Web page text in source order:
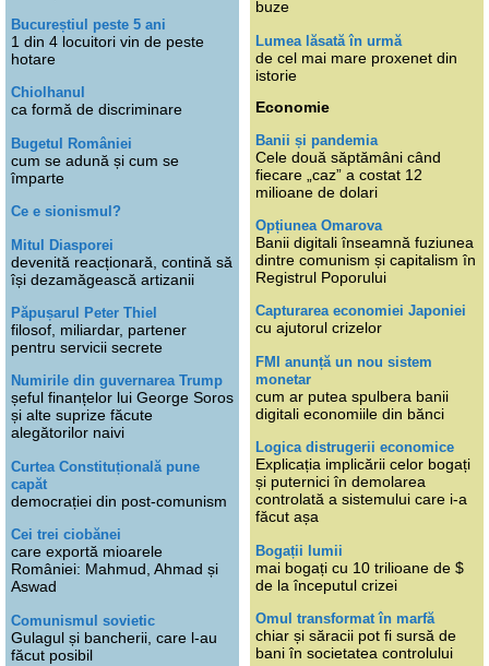
Bucureștiul peste 5 ani
1 din 4 locuitori vin de peste
hotare
Chiolhanul
ca formă de discriminare
Bugetul României
cum se adună și cum se
împarte
Ce e sionismul?
Mitul Diasporei
devenită reacționară, contină să
își dezamăgească artizanii
Păpușarul Peter Thiel
filosof, miliardar, partener
pentru servicii secrete
Numirile din guvernarea Trump
șeful finanțelor lui George Soros
și alte suprize făcute
alegătorilor naivi
Curtea Constituțională pune
capăt
democrației din post-comunism
Cei trei ciobănei
care exportă mioarele
României: Mahmud, Ahmad și
Aswad
Comunismul sovietic
Gulagul și bancherii, care l-au
făcut posibil
buze
Lumea lăsată în urmă
de cel mai mare proxenet din
istorie
Economie
Banii și pandemia
Cele două săptămâni când
fiecare „caz” a costat 12
milioane de dolari
Opțiunea Omarova
Banii digitali înseamnă fuziunea
dintre comunism și capitalism în
Registrul Poporului
Capturarea economiei Japoniei
cu ajutorul crizelor
FMI anunță un nou sistem
monetar
cum ar putea spulbera banii
digitali economiile din bănci
Logica distrugerii economice
Explicația implicării celor bogați
și puternici în demolarea
controlată a sistemului care i-a
făcut așa
Bogații lumii
mai bogați cu 10 trilioane de $
de la începutul crizei
Omul transformat în marfă
chiar și săracii pot fi sursă de
bani în societatea controlului